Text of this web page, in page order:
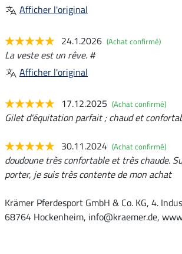
Afficher l'original
24.1.2026 (Achat confirmé)
La veste est un rêve. #
Afficher l'original
17.12.2025 (Achat confirmé)
Gilet d'équitation parfait ; chaud et
30.11.2024 (Achat confirmé)
doudoune très confortable et très chaude.
porter, je suis très contente de mon achat
Krämer Pferdesport GmbH & Co. KG, 4.
68764 Hockenheim, info@kraemer.de,